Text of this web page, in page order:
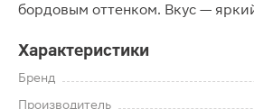
бордовым оттенком. Вкус —
Характеристики
Бренд
Производитель